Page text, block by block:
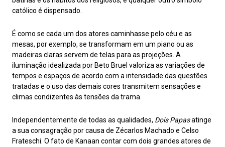
católico é dispensado.
É como se cada um dos atores caminhasse pelo céu e as
mesas, por exemplo, se transformam em um piano ou as
madeiras claras servem de telas para as projeções. A
iluminação idealizada por Beto Bruel valoriza as variações de
tempos e espaços de acordo com a intensidade das questões
tratadas e o uso das demais cores transmitem sensações e
climas condizentes às tensões da trama.
Independentemente de todas as qualidades, Dois Papasatinge
a sua consagração por causa de Zécarlos Machado e Celso
Frateschi. O fato de Kanaan contar com dois grandes atores de